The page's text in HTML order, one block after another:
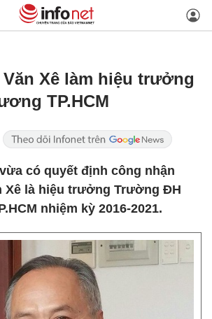
Văn Xê làm hiệu trưởng
TP.HCM
vừa có quyết định công nhận
Xê là hiệu trưởng Trường ĐH
nhiệm kỳ 2016-2021.